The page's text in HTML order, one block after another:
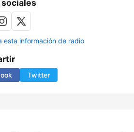
sociales
esta información de radio
Twitter